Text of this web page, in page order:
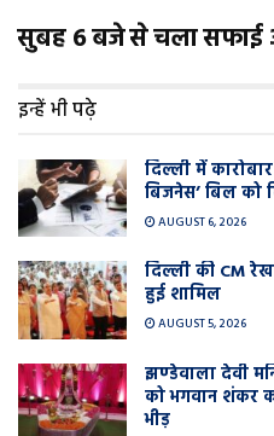
सुबह 6 बजे से चला सफाई
इन्हें भी पढ़े
दिल्ली में
बिजनेस’ बिल को
AUGUST 6, 2026
दिल्ली की CM
हुई शामिल
AUGUST 5, 2026
झण्डेवाला देवी
को भगवान शंकर
भीड़